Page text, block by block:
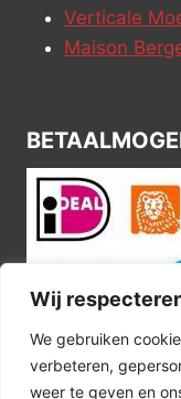
Wij
We gebruiken
verbeteren,
weer te geven en
Verticale
Maison